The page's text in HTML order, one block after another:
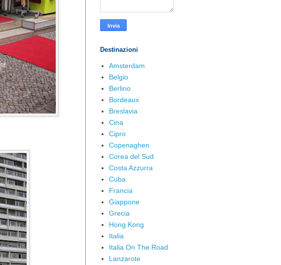
Destinazioni
Amsterdam
Belgio
Berlino
Bordeaux
Breslavia
Cina
Cipro
Copenaghen
Corea del Sud
Costa Azzurra
Cuba
Francia
Giappone
Grecia
Hong Kong
Italia
Italia On The Road
Lanzarote